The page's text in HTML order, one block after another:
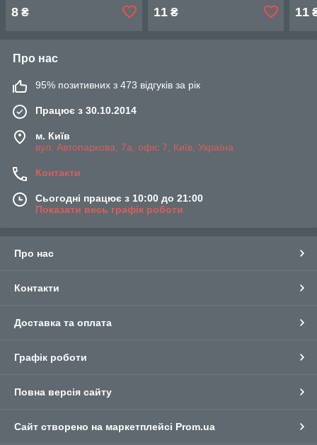
8 ₴ 11₴ 11
Про нас
95% позитивних з 473 відгуків за рік
Працює з 30.10.2014
м. Київ
вул. Автопаркова, 7а, офіс 7, Київ, Україна
Контакти
Сьогодні працює з 10:00 до 21:00
Показати весь графік роботи
Про нас
Контакти
Доставка та оплата
Графік роботи
Повна версія сайту
Сайт створено на маркетплейсі Prom.ua